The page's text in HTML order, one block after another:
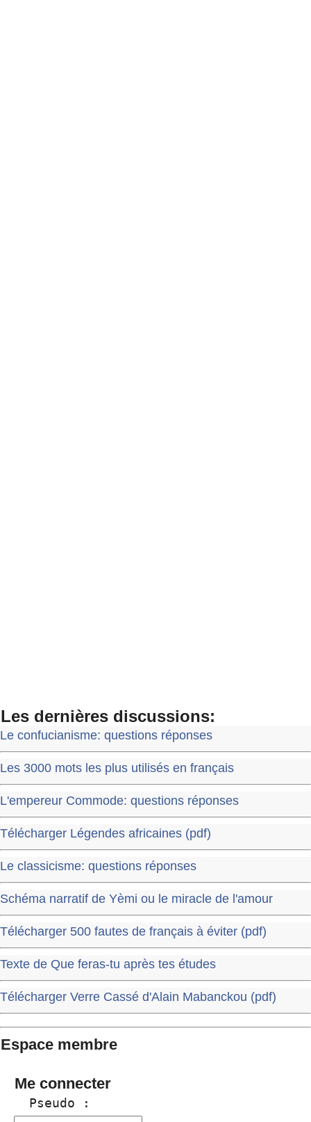
Les dernières discussions:
Le confucianisme: questions réponses
Les 3000 mots les plus utilisés en français
L'empereur Commode: questions réponses
Télécharger Légendes africaines (pdf)
Le classicisme: questions réponses
Schéma narratif de Yèmi ou le miracle de l'amour
Télécharger 500 fautes de français à éviter (pdf)
Texte de Que feras-tu après tes études
Télécharger Verre Cassé d'Alain Mabanckou (pdf)
Espace membre
Me connecter
  Pseudo :